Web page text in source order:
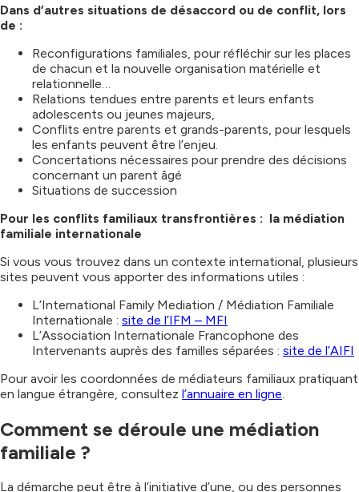
Dans d’autres situations de désaccord ou de conflit, lors
de :
Reconfigurations familiales, pour réfléchir sur les places
de chacun et la nouvelle organisation matérielle et
relationnelle…
Relations tendues entre parents et leurs enfants
adolescents ou jeunes majeurs,
Conflits entre parents et grands-parents, pour lesquels
les enfants peuvent être l’enjeu.
Concertations nécessaires pour prendre des décisions
concernant un parent âgé
Situations de succession
Pour les conflits familiaux transfrontières : la médiation
familiale internationale
Si vous vous trouvez dans un contexte international, plusieurs
sites peuvent vous apporter des informations utiles :
L’International Family Mediation / Médiation Familiale
Internationale : site de l’IFM – MFI
L’Association Internationale Francophone des
Intervenants auprès des familles séparées : site de l’AIFI
Pour avoir les coordonnées de médiateurs familiaux pratiquant
en langue étrangère, consultez l’annuaire en ligne
Comment se déroule une médiation
familiale ?
La démarche peut être à l’initiative d’une, ou des personnes